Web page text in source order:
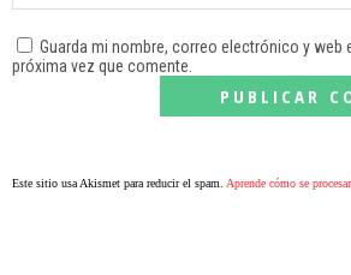
Guarda mi nombre, correo electrónico y web
próxima vez que comente.
Este sitio usa Akismet para reducir el spam. Aprende cómo se